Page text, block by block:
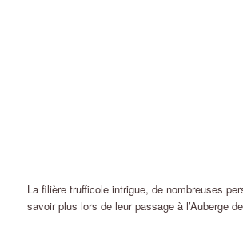
La filière trufficole intrigue, de nombreuses
savoir plus lors de leur passage à l’Auberge